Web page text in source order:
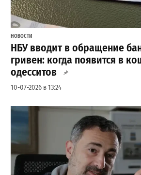
НОВОСТИ
НБУ вводит в обращение
гривен: когда появится в
одесситов
10-07-2026 в 13:24